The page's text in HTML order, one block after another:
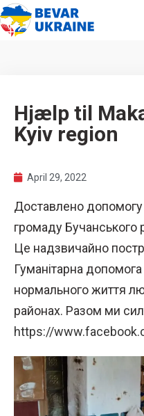
Hjælp til
Kyiv region
April 29, 2022
Доставлено допомогу
громаду Бучанського
Це надзвичайно
Гуманітарна
нормального життя
районах. Разом ми
https://